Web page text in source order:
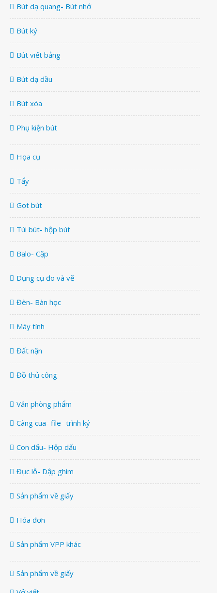
Bút dạ quang- Bút nhớ
Bút ký
Bút viết bảng
Bút dạ dầu
Bút xóa
Phụ kiện bút
Họa cụ
Tẩy
Gọt bút
Túi bút- hộp bút
Balo- Cặp
Dụng cụ đo và vẽ
Đèn- Bàn học
Máy tính
Đất nặn
Đồ thủ công
Văn phòng phẩm
Càng cua- file- trình ký
Con dấu- Hộp dấu
Đục lỗ- Dập ghim
Sản phẩm về giấy
Hóa đơn
Sản phẩm VPP khác
Sản phẩm về giấy